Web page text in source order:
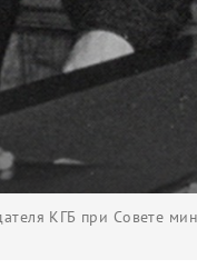
КГБ при Совете